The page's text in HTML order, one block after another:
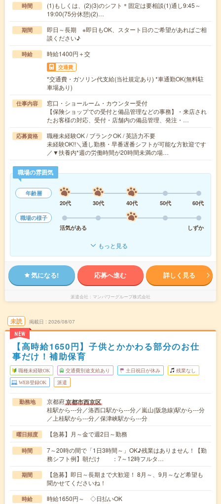
時間
(1)もしくは、(2)(3)のシフト＊固定は要相談(1)通し9:45～
19:00(75分休憩)(2)…
期間
即日～長期 ※即日もOK、スタート日のご希望があればご相
談ください♪
時給 時給1400円＋交
交通費
*交通費・ガソリン代支給(当社規定あり) *車通勤OK(無料駐
車場あり)
仕事内容
窓口・ショールーム・カウンター受付
【保険ショップでの受付と備品管理などの事務】・来店され
たお客様の対応、受付・店舗内の備品管理、発注・…
応募資格
職種未経験OK / ブランクOK / 英語力不要
未経験OK!!＼通し勤務・早番遅番シフトが可能な方歓迎です
／▼扶養内*週の労働時間が20時間未満の場…
職場の雰囲気
年齢層
20代
30代 40代 50代
60代
職場の様子
活気がある
しずか
もっと見る
気になる! 応募へ進む 詳しく見る
派遣会社 マンパワーグループ株式会社
未読
NEW
掲載日 2026/08/07
【高時給1650円】子供とかかわる部分のお仕
事だけ！補助保育
職種未経験OK 交通費別途支給あり 土日祝日が休み 残業なし
WEB登録OK 派遣
勤務地 京都府京都市西京区
桂駅から---分／洛西口駅から---分／嵐山(阪急線)駅から---分
／上桂駅から---分／保津峡駅から---分
曜日頻度 【急募】月～金で週2日～勤務
時間
7～20時の間で「1日3時間～」OK♪残業はありません！【勤
務シフト例】朝だけ ：7～12時フルタ…
期間
【急募】即日～長期まで大歓迎！ 8月～、9月～など希望も
聞かせてくださいね！
時給 時給1650円～ ◇日払いOK